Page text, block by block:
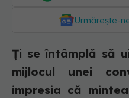
Urmărește-
Ți se întâmplă să
mijlocul unei
impresia că